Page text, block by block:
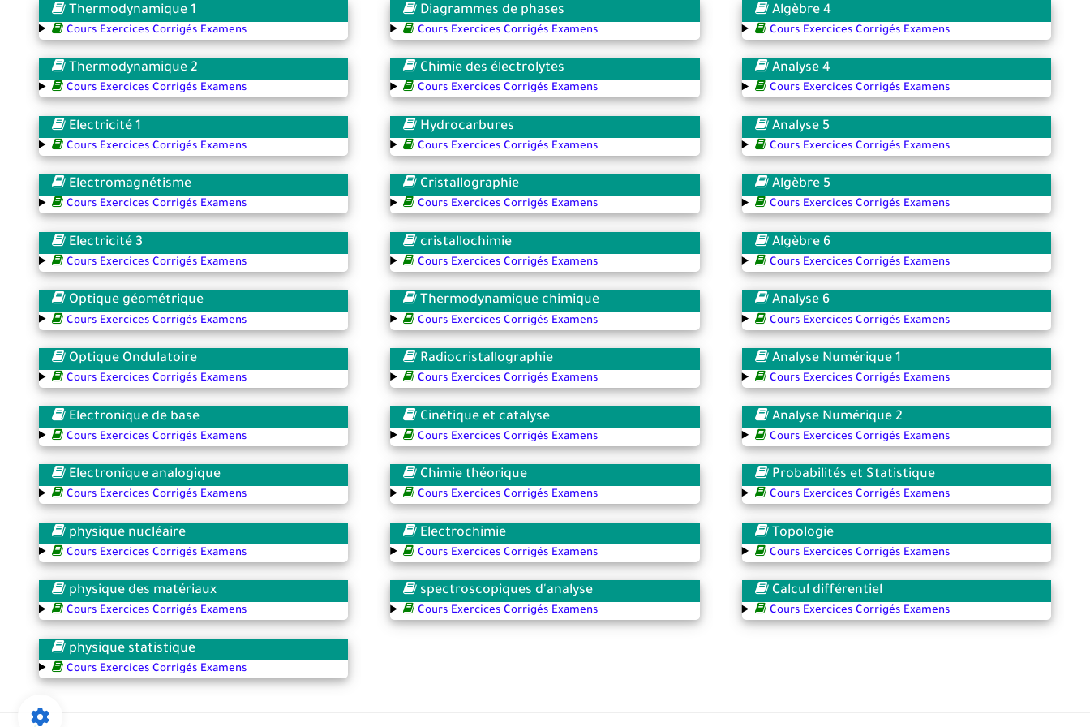
Thermodynamique 1
Cours Exercices Corrigés Examens
Thermodynamique 2
Cours Exercices Corrigés Examens
Electricité 1
Cours Exercices Corrigés Examens
Electromagnétisme
Cours Exercices Corrigés Examens
Electricité 3
Cours Exercices Corrigés Examens
Optique géométrique
Cours Exercices Corrigés Examens
Optique Ondulatoire
Cours Exercices Corrigés Examens
Electronique de base
Cours Exercices Corrigés Examens
Electronique analogique
Cours Exercices Corrigés Examens
physique nucléaire
Cours Exercices Corrigés Examens
physique des matériaux
Cours Exercices Corrigés Examens
physique statistique
Cours Exercices Corrigés Examens
Diagrammes de phases
Cours Exercices Corrigés Examens
Chimie des électrolytes
Cours Exercices Corrigés Examens
Hydrocarbures
Cours Exercices Corrigés Examens
Cristallographie
Cours Exercices Corrigés Examens
cristallochimie
Cours Exercices Corrigés Examens
Thermodynamique chimique
Cours Exercices Corrigés Examens
Radiocristallographie
Cours Exercices Corrigés Examens
Cinétique et catalyse
Cours Exercices Corrigés Examens
Chimie théorique
Cours Exercices Corrigés Examens
Electrochimie
Cours Exercices Corrigés Examens
spectroscopiques d'analyse
Cours Exercices Corrigés Examens
Algèbre 4
Cours Exercices Corrigés Examens
Analyse 4
Cours Exercices Corrigés Examens
Analyse 5
Cours Exercices Corrigés Examens
Algèbre 5
Cours Exercices Corrigés Examens
Algèbre 6
Cours Exercices Corrigés Examens
Analyse 6
Cours Exercices Corrigés Examens
Analyse Numérique 1
Cours Exercices Corrigés Examens
Analyse Numérique 2
Cours Exercices Corrigés Examens
Probabilités et Statistique
Cours Exercices Corrigés Examens
Topologie
Cours Exercices Corrigés Examens
Calcul différentiel
Cours Exercices Corrigés Examens